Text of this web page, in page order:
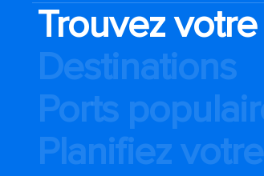
Trouvez
Destinations
Ports
Planifiez